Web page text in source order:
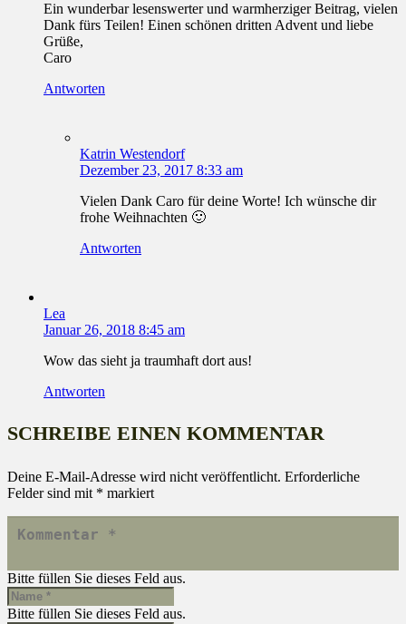
Ein wunderbar lesenswerter und warmherziger Beitrag, vielen
Dank fürs Teilen! Einen schönen dritten Advent und liebe
Grüße,
Caro
Antworten
Katrin Westendorf
Dezember 23, 2017 8:33 am
Vielen Dank Caro für deine Worte! Ich wünsche dir
frohe Weihnachten 🙂
Antworten
Lea
Januar 26, 2018 8:45 am
Wow das sieht ja traumhaft dort aus!
Antworten
SCHREIBE EINEN KOMMENTAR
Deine E-Mail-Adresse wird nicht veröffentlicht. Erforderliche
Felder sind mit * markiert
Bitte füllen Sie dieses Feld aus.
Bitte füllen Sie dieses Feld aus.